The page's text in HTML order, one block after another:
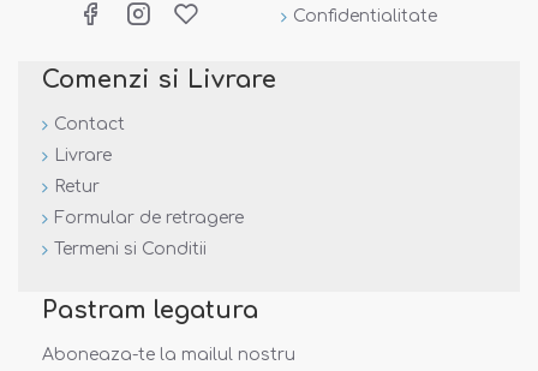
Confidentialitate
Comenzi si Livrare
Contact
Livrare
Retur
Formular de retragere
Termeni si Conditii
Pastram legatura
Aboneaza-te la mailul nostru